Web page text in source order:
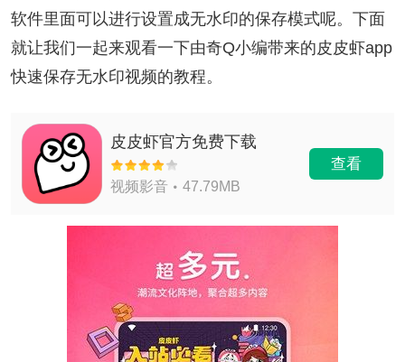
软件里面可以进行设置成无水印的保存模式呢。下面
就让我们一起来观看一下由奇Q小编带来的皮皮虾app
快速保存无水印视频的教程。
皮皮虾官方免费下载
视频影音 47.79MB
查看